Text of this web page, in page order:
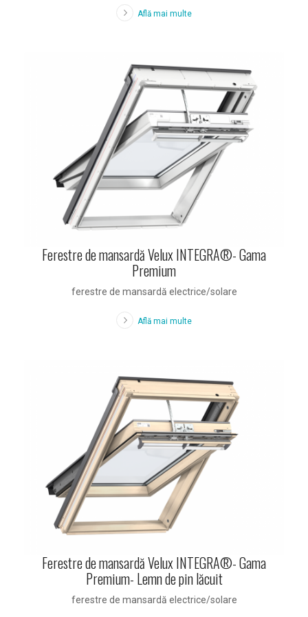
Află mai multe
Ferestre de mansardă Velux INTEGRA®- Gama
Premium
ferestre de mansardă electrice/solare
Află mai multe
Ferestre de mansardă Velux INTEGRA®- Gama
Premium- Lemn de pin lăcuit
ferestre de mansardă electrice/solare